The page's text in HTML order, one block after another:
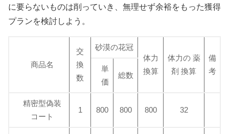
に要らないものは削っていき、無理せず余裕をもった獲得
プランを検討しよう。
商品名
交
換
数
砂漠の花冠
体力
換算
体力の 薬
剤 換算
備
考
単
価
総数
精密型偽装
コート
1 800 800 800 32